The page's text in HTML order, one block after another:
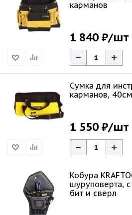
карманов
1 840 ₽/шт
Сумка для инструментов,нейлон 20
карманов, 40см
1 550 ₽/шт
Кобура
шуруповерта,
бит и сверл